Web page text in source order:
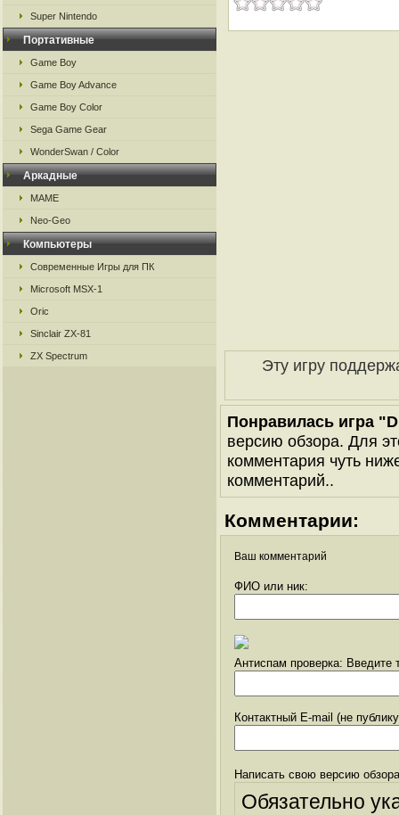
Super Nintendo
Портативные
Game Boy
Game Boy Advance
Game Boy Color
Sega Game Gear
WonderSwan / Color
Аркадные
MAME
Neo-Geo
Компьютеры
Современные Игры для ПК
Microsoft MSX-1
Oric
Sinclair ZX-81
ZX Spectrum Эту игру
Понравилась игра
версию обзора. Для
комментария чуть
комментарий..
Комментарии:
Ваш комментарий
ФИО или ник:
Антиспам проверка: Введите
Контактный E-mail (не
Написать свою версию
Обязательно